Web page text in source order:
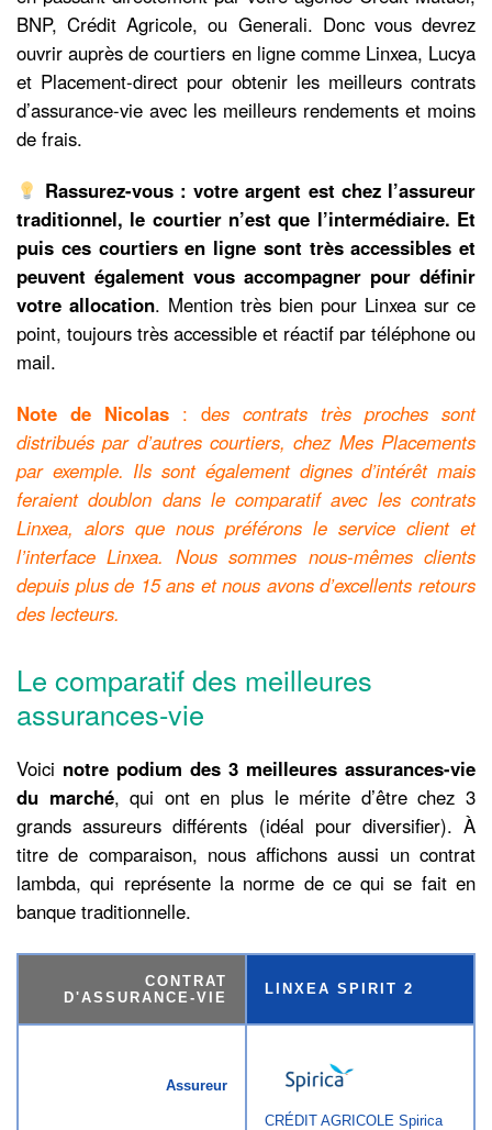
BNP, Crédit Agricole, ou Generali. Donc vous devrez
ouvrir auprès de courtiers en ligne comme Linxea, Lucya
et Placement-direct pour obtenir les meilleurs contrats
d’assurance-vie avec les meilleurs rendements et moins
de frais.
Rassurez-vous : votre argent est chez l’assureur
traditionnel, le courtier n’est que l’intermédiaire. Et
puis ces courtiers en ligne sont très accessibles et
peuvent également vous accompagner pour définir
votre allocation. Mention très bien pour Linxea sur ce
point, toujours très accessible et réactif par téléphone ou
mail.
Note de Nicolas : des contrats très proches sont
distribués par d’autres courtiers, chez Mes Placements
par exemple. Ils sont également dignes d’intérêt mais
feraient doublon dans le comparatif avec les contrats
Linxea, alors que nous préférons le service client et
l’interface Linxea. Nous sommes nous-mêmes clients
depuis plus de 15 ans et nous avons d’excellents retours
des lecteurs.
Le comparatif des meilleures
assurances-vie
Voici notre podium des 3 meilleures assurances-vie
du marché, qui ont en plus le mérite d’être chez 3
grands assureurs différents (idéal pour diversifier). À
titre de comparaison, nous affichons aussi un contrat
lambda, qui représente la norme de ce qui se fait en
banque traditionnelle.
CONTRAT
D'ASSURANCE-VIE
LINXEA SPIRIT 2
Assureur
CRÉDIT AGRICOLE Spirica